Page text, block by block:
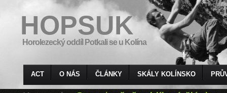
HOPSUK
Horolezecký oddíl Potkali se u Kolína
ACT O NÁS ČLÁNKY SKÁLY KOLÍNSKO